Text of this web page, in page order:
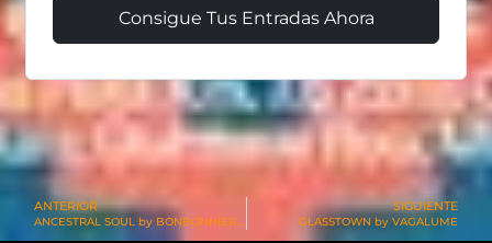
Consigue Tus Entradas Ahora
ANTERIOR
ANCESTRAL SOUL by BONBONNIERE TULUM
SIGUIENTE
GLASSTOWN by VAGALUME